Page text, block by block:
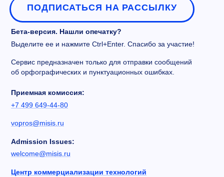
ПОДПИСАТЬСЯ НА РАССЫЛКУ
Бета-версия. Нашли опечатку?
Выделите ее и нажмите Ctrl+Enter. Спасибо за участие!
Сервис предназначен только для отправки сообщений
об орфографических и пунктуационных ошибках.
Приемная комиссия:
+7 499 649-44-80
vopros@misis.ru
Admission Issues:
welcome@misis.ru
Центр коммерциализации технологий